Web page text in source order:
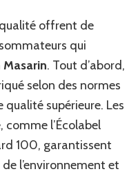
offrent de
qui
Masarin. Tout d’abord,
selon des normes
supérieure. Les
l’Écolabel
100, garantissent
l’environnement et